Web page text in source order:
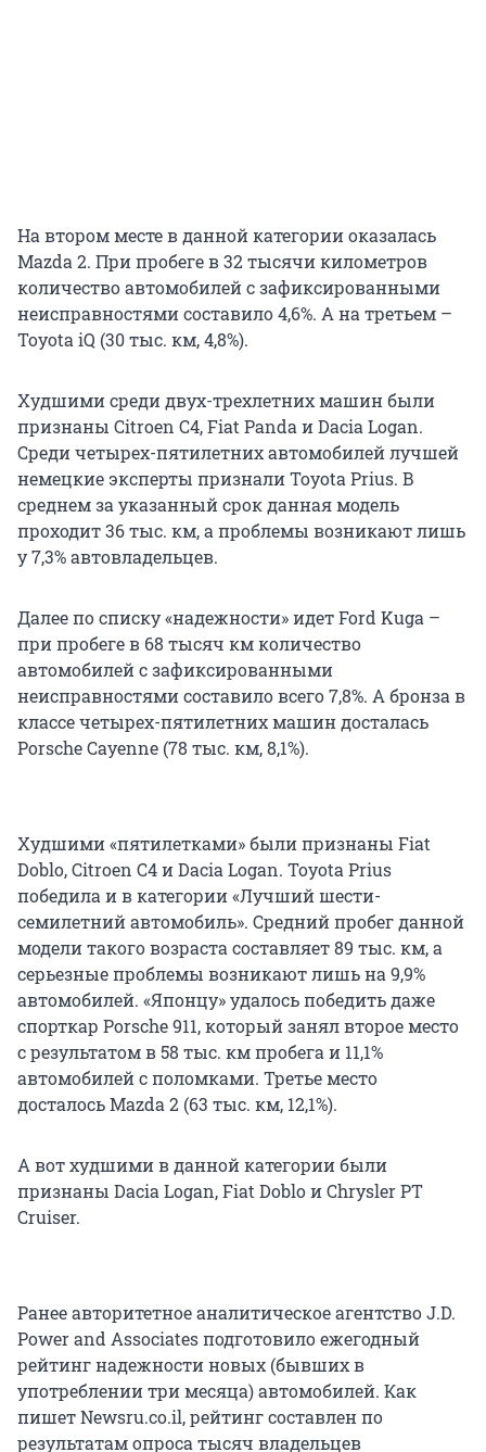
На втором месте в данной категории оказалась
Mazda 2. При пробеге в 32 тысячи километров
количество автомобилей с зафиксированными
неисправностями составило 4,6%. А на третьем –
Toyota iQ (30 тыс. км, 4,8%).
Худшими среди двух-трехлетних машин были
признаны Citroen C4, Fiat Panda и Dacia Logan.
Среди четырех-пятилетних автомобилей лучшей
немецкие эксперты признали Toyota Prius. В
среднем за указанный срок данная модель
проходит 36 тыс. км, а проблемы возникают лишь
у 7,3% автовладельцев.
Далее по списку «надежности» идет Ford Kuga –
при пробеге в 68 тысяч км количество
автомобилей с зафиксированными
неисправностями составило всего 7,8%. А бронза в
классе четырех-пятилетних машин досталась
Porsche Cayenne (78 тыс. км, 8,1%).
Худшими «пятилетками» были признаны Fiat
Doblo, Citroen C4 и Dacia Logan. Toyota Prius
победила и в категории «Лучший шести-
семилетний автомобиль». Средний пробег данной
модели такого возраста составляет 89 тыс. км, а
серьезные проблемы возникают лишь на 9,9%
автомобилей. «Японцу» удалось победить даже
спорткар Porsche 911, который занял второе место
с результатом в 58 тыс. км пробега и 11,1%
автомобилей с поломками. Третье место
досталось Mazda 2 (63 тыс. км, 12,1%).
А вот худшими в данной категории были
признаны Dacia Logan, Fiat Doblo и Chrysler PT
Cruiser.
Ранее авторитетное аналитическое агентство J.D.
Power and Associates подготовило ежегодный
рейтинг надежности новых (бывших в
употреблении три месяца) автомобилей. Как
пишет Newsru.co.il, рейтинг составлен по
результатам опроса тысяч владельцев